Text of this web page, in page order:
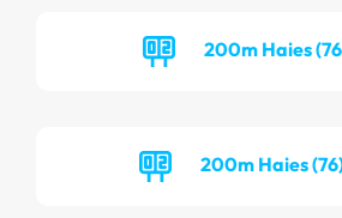
200m Haies
200m Haies